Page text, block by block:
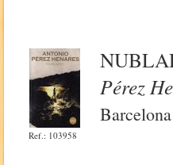
Ref.: 103958
Pérez